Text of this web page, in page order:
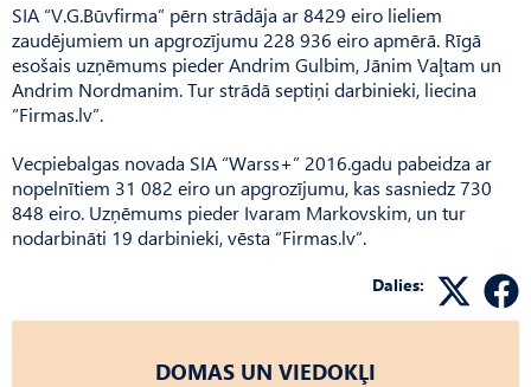
SIA “V.G.Būvfirma” pērn strādāja ar 8429 eiro lieliem
zaudējumiem un apgrozījumu 228 936 eiro apmērā. Rīgā
esošais uzņēmums pieder Andrim Gulbim, Jānim Vaļtam un
Andrim Nordmanim. Tur strādā septiņi darbinieki, liecina
“Firmas.lv”.
Vecpiebalgas novada SIA “Warss+” 2016.gadu pabeidza ar
nopelnītiem 31 082 eiro un apgrozījumu, kas sasniedz 730
848 eiro. Uzņēmums pieder Ivaram Markovskim, un tur
nodarbināti 19 darbinieki, vēsta “Firmas.lv”.
Dalies:
DOMAS UN VIEDOKĻI